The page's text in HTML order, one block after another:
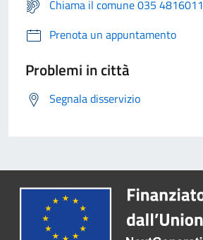
Chiama il comune 035 4816011
Prenota un appuntamento
Problemi in città
Segnala disservizio